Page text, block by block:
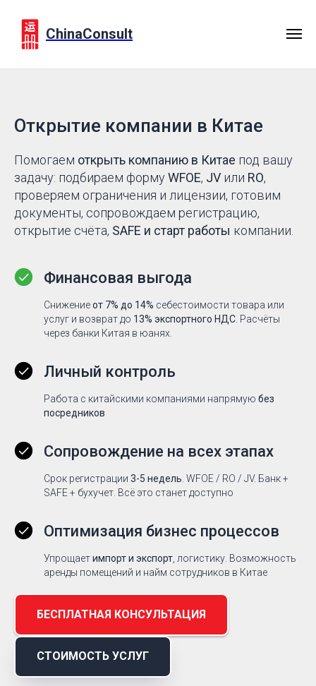
ChinaConsult
Открытие компании в Китае
Помогаем открыть компанию в Китае под вашу
задачу: подбираем формуWFOE, JV или RO,
проверяем ограничения и лицензии, готовим
документы, сопровождаем регистрацию,
открытие счёта, SAFE и старт работы компании.
Финансовая выгода
Снижениеот 7% до 14% себестоимости товара или
услуг и возврат до 13% экспортного НДС . Расчёты
через банки Китая в юанях.
Личный контроль
Работа с китайскими компаниями напрямую без
посредников
Сопровождение на всех этапах
Срок регистрации 3-5 недель . WFOE / RO / JV. Банк +
SAFE + бухучет. Всё это станет доступно
Оптимизация бизнес процессов
Упрощаетимпорт и экспорт , логистику. Возможность
аренды помещений и найм сотрудников в Китае
БЕСПЛАТНАЯ КОНСУЛЬТАЦИЯ
СТОИМОСТЬ УСЛУГ